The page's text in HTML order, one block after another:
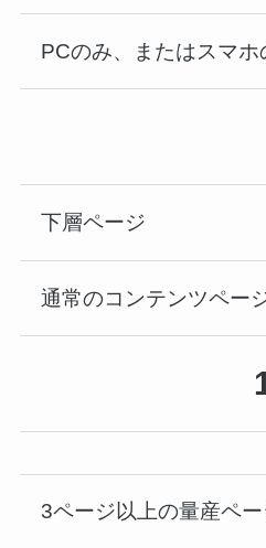
PCのみ、またはスマホ
下層ページ
通常のコンテンツペー
3ページ以上の量産ペー